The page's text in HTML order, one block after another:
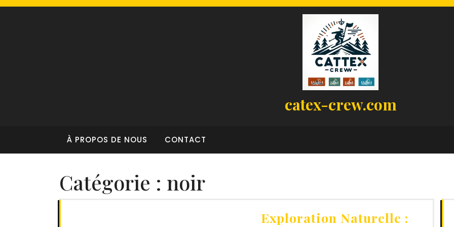
Skip
catex-crew.com
À PROPOS DE NOUS CONTACT
Catégorie : noir
Exploration Naturelle :